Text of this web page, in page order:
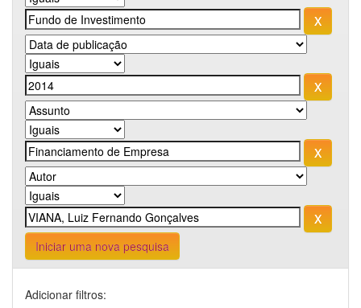
Iniciar uma nova pesquisa
Adicionar filtros: